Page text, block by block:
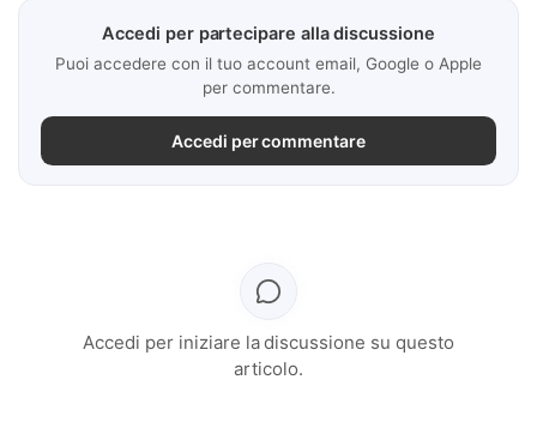
Accedi per partecipare alla discussione
Puoi accedere con il tuo account email, Google o Apple
per commentare.
Accedi per commentare
Accedi per iniziare la discussione su questo
articolo.